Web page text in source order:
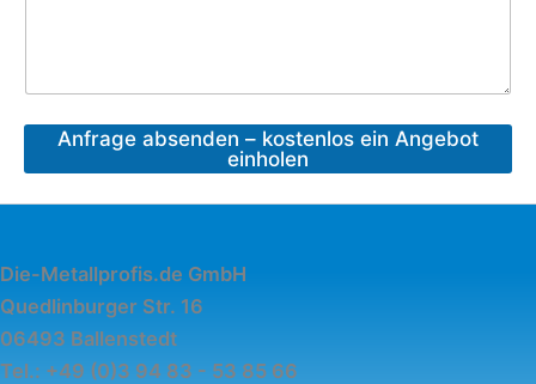
Anfrage absenden – kostenlos ein Angebot
einholen
Die-Metallprofis.de GmbH
Quedlinburger Str. 16
06493 Ballenstedt
Tel.: +49 (0)3 94 83 - 53 85 66